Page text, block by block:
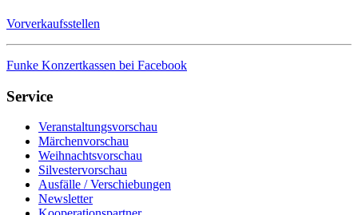
Vorverkaufsstellen
Funke Konzertkassen bei Facebook
Service
Veranstaltungsvorschau
Märchenvorschau
Weihnachtsvorschau
Silvestervorschau
Ausfälle / Verschiebungen
Newsletter